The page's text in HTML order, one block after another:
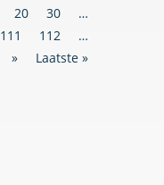
20 30
…
111 112
…
» Laatste »